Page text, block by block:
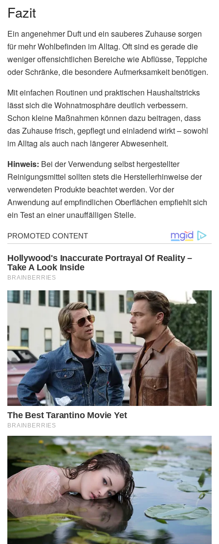
Fazit
Ein angenehmer Duft und ein sauberes Zuhause sorgen
für mehr Wohlbefinden im Alltag. Oft sind es gerade die
weniger offensichtlichen Bereiche wie Abflüsse, Teppiche
oder Schränke, die besondere Aufmerksamkeit benötigen.
Mit einfachen Routinen und praktischen Haushaltstricks
lässt sich die Wohnatmosphäre deutlich verbessern.
Schon kleine Maßnahmen können dazu beitragen, dass
das Zuhause frisch, gepflegt und einladend wirkt – sowohl
im Alltag als auch nach längerer Abwesenheit.
Hinweis: Bei der Verwendung selbst hergestellter
Reinigungsmittel sollten stets die Herstellerhinweise der
verwendeten Produkte beachtet werden. Vor der
Anwendung auf empfindlichen Oberflächen empfiehlt sich
ein Test an einer unauffälligen Stelle.